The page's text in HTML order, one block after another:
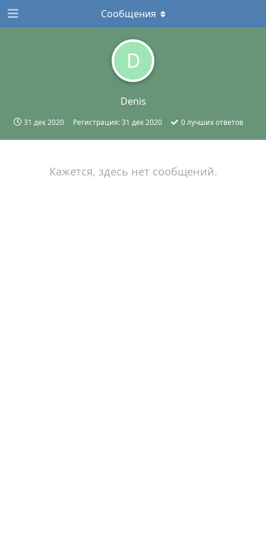
D
Denis
31 дек 2020 Регистрация:31 дек 2020 0лучших ответов
Сообщения
Кажется, здесь нет сообщений.